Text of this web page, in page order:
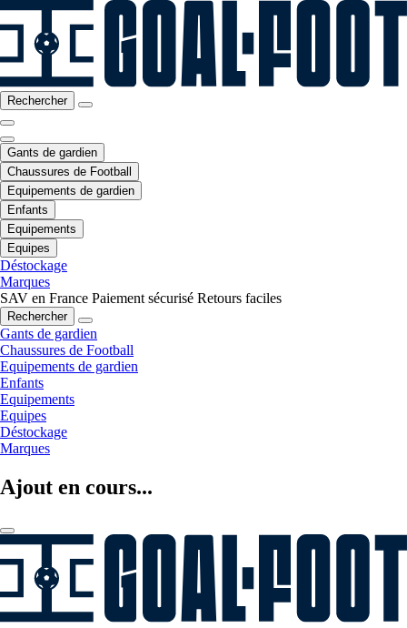
Rechercher
Gants de gardien
Chaussures de Football
Equipements de gardien
Enfants
Equipements
Equipes
Déstockage
Marques
SAV en France Paiement sécurisé Retours faciles
Rechercher
Gants de gardien
Chaussures de Football
Equipements de gardien
Enfants
Equipements
Equipes
Déstockage
Marques
Ajout en cours...